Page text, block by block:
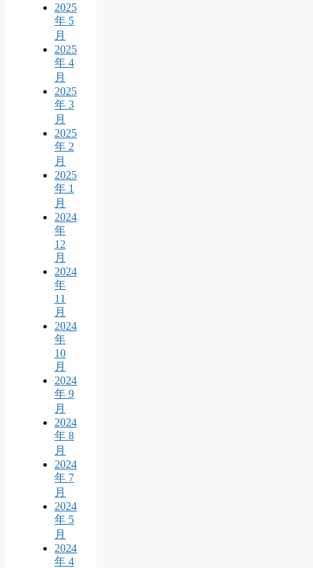
2025
年 5
月
2025
年 4
月
2025
年 3
月
2025
年 2
月
2025
年 1
月
2024
年
12
月
2024
年
11
月
2024
年
10
月
2024
年 9
月
2024
年 8
月
2024
年 7
月
2024
年 5
月
2024
年 4